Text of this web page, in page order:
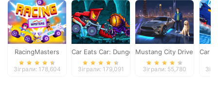
RacingMasters
Зіграли: 178,604
Car Eats Car: Dungeon Adventure
Зіграли: 179,091
Mustang City Driver
Зіграли: 55,780
Car